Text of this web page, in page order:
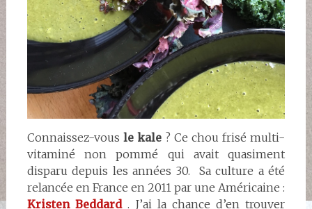
Connaissez-vous le kale? Ce chou frisé multi-
vitaminé non pommé qui avait quasiment
disparu depuis les années 30. Sa culture a été
relancée en France en 2011 par une Américaine :
Kristen Beddard. J’ai la chance d’en trouver